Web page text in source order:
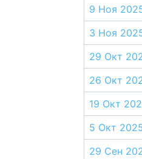
9 Ноя
3 Ноя
29 Окт
26 Окт
19 Окт
5 Окт
29 Сен